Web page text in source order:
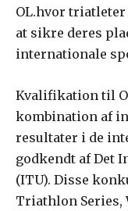
OL.hvor
at sikre deres
internationale
Kvalifikation til
kombination af
resultater i de
godkendt af Det
(ITU). Disse
Triathlon Series,